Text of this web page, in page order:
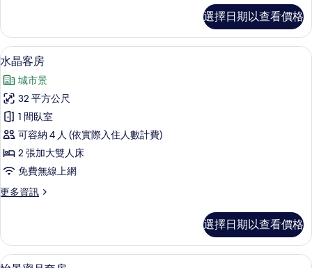
有
相
片
親
子
客
的
詳
情
選擇日期以查看價格
顯
示
水
晶
客
房
的
所
有
片
羽絨被、迷你吧、書桌、遮光布/窗簾
6
水晶客房
城市景
32 平方公尺
1 間臥室
可容納 4 人 (依實際入住人數計費)
2 張加大雙人床
免費無線上網
更多資訊
更
客
房
選擇日期以查看價格
顯 怡景蜜月套房 | 羽絨被、迷你吧、書